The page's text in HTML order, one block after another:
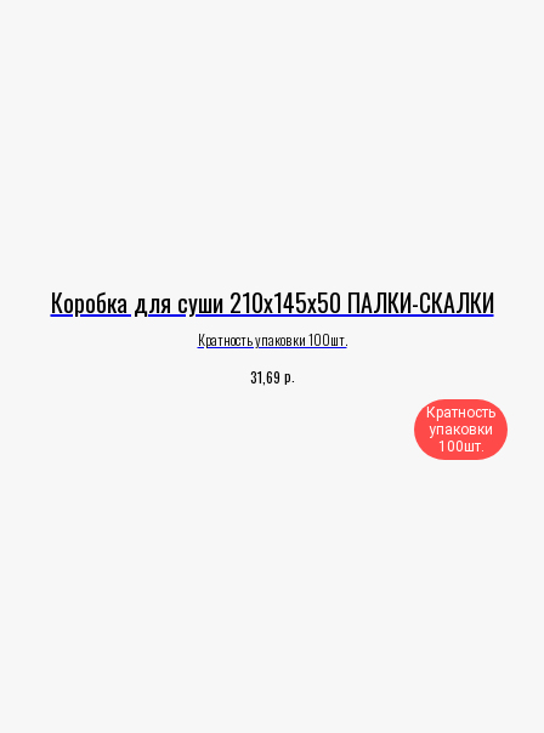
Коробка для суши 210х145х50 ПАЛКИ-СКАЛКИ
Кратность упаковки 100шт.
31,69 р.
Кратность
упаковки
100шт.​